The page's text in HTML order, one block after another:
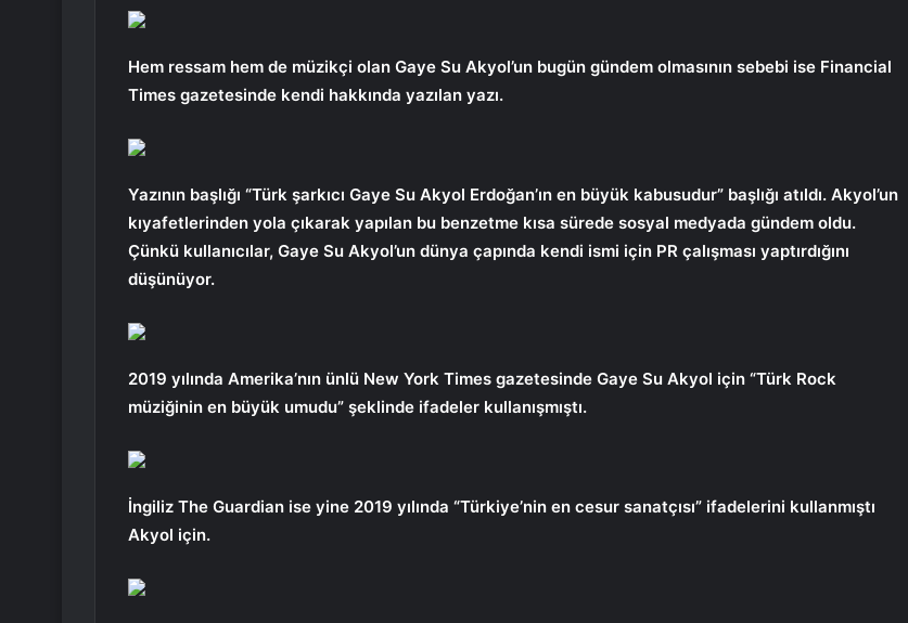
Hem ressam hem de müzikçi olan Gaye Su Akyol’un bugün gündem olmasının sebebi ise Financial
Times gazetesinde kendi hakkında yazılan yazı.
Yazının başlığı “Türk şarkıcı Gaye Su Akyol Erdoğan’ın en büyük kabusudur” başlığı atıldı. Akyol’un
kıyafetlerinden yola çıkarak yapılan bu benzetme kısa sürede sosyal medyada gündem oldu.
Çünkü kullanıcılar, Gaye Su Akyol’un dünya çapında kendi ismi için PR çalışması yaptırdığını
düşünüyor.
2019 yılında Amerika’nın ünlü New York Times gazetesinde Gaye Su Akyol için “Türk Rock
müziğinin en büyük umudu” şeklinde ifadeler kullanışmıştı.
İngiliz The Guardian ise yine 2019 yılında “Türkiye’nin en cesur sanatçısı” ifadelerini kullanmıştı
Akyol için.